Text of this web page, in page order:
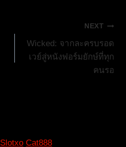
NEXT
Wicked: จากละครบรอด
เวย์สู่หนังฟอร์มยักษ์ที่ทุก
คนรอ
Slotxo Cat888